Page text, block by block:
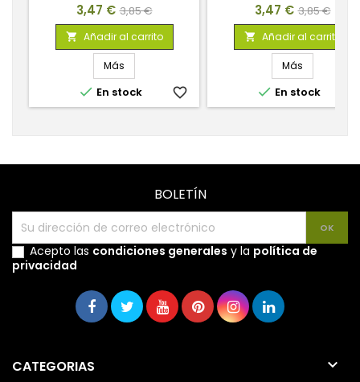
Precio
3,47 € Precio
base
3,85 €
 Añadir al carrito
Más
 En stock favorite_border
Precio
3,47 € Precio
base
3,85 €
 Añadir al carrito
Más
 En stock
BOLETÍN
Acepto las condiciones generales y la política de
privacidad
CATEGORIAS 